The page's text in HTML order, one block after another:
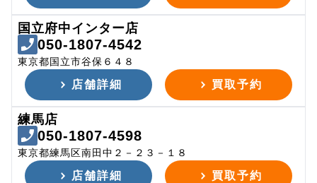
国立府中インター店
050-1807-4542
東京都国立市谷保６４８
店舗詳細 買取予約
練馬店
050-1807-4598
東京都練馬区南田中２－２３－１８
店舗詳細 買取予約